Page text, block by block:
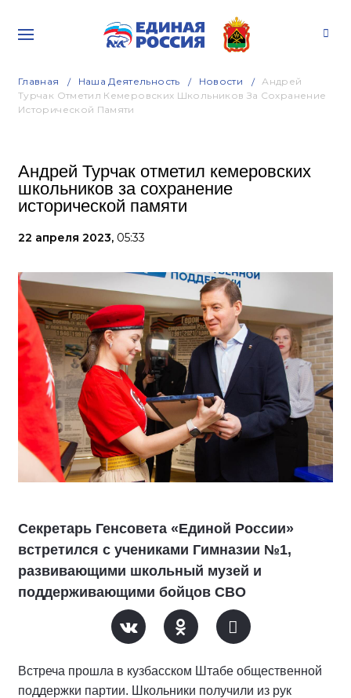
Главная Наша Деятельность Новости
Андрей
Турчак Отметил Кемеровских Школьников За Сохранение
Исторической Памяти
Андрей Турчак отметил кемеровских
школьников за сохранение
исторической памяти
22 апреля 2023, 05:33
Секретарь Генсовета «Единой России»
встретился с учениками Гимназии №1,
развивающими школьный музей и
поддерживающими бойцов СВО
Встреча прошла в кузбасском Штабе общественной
поддержки партии. Школьники получили из рук